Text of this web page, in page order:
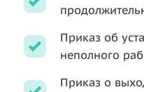
Приказ об
неполного
Приказ о